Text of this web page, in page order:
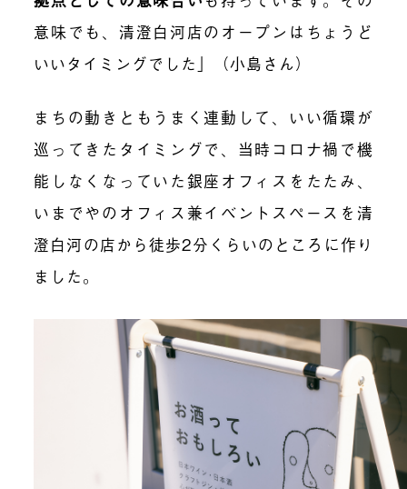
意味でも、清澄白河店のオープンはちょうど
いいタイミングでした」（小島さん）
まちの動きともうまく連動して、いい循環が
巡ってきたタイミングで、当時コロナ禍で機
能しなくなっていた銀座オフィスをたたみ、
いまでやのオフィス兼イベントスペースを清
澄白河の店から徒歩2分くらいのところに作り
ました。